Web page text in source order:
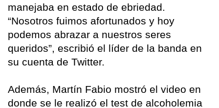
manejaba en estado de ebriedad.
“Nosotros fuimos afortunados y hoy
podemos abrazar a nuestros seres
queridos”, escribió el líder de la banda en
su cuenta de Twitter.
Además, Martín Fabio mostró el video en
donde se le realizó el test de alcoholemia